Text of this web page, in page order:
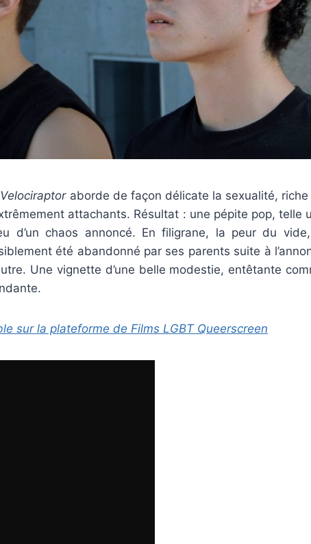
Velociraptoraborde de façon délicate la sexualité, riche
attachants. Résultat : une pépite pop, telle
d’un chaos annoncé. En filigrane, la peur du
été abandonné par ses parents suite à
Une vignette d’une belle modestie, entêtante
sur la plateforme de Films LGBT Queerscreen